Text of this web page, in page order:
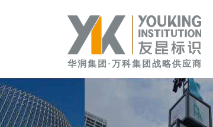
华润集团·万科集团战略供应商